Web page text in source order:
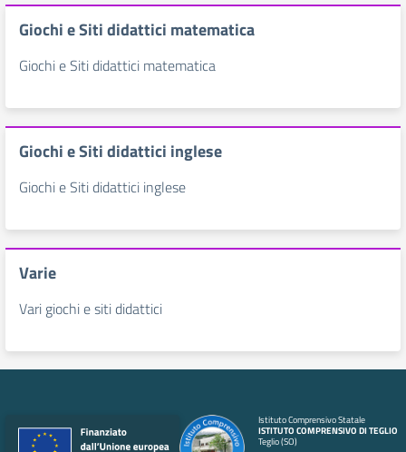
Giochi e Siti didattici matematica
Giochi e Siti didattici matematica
Giochi e Siti didattici inglese
Giochi e Siti didattici inglese
Varie
Vari giochi e siti didattici
Istituto Comprensivo Statale
ISTITUTO COMPRENSIVO DI TEGLIO
Teglio (SO)